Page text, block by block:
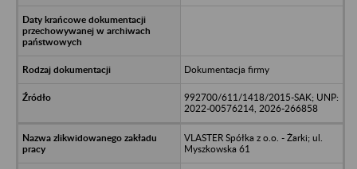
Dokumentacja firmy
992700/611/1418/2015-SAK; UNP:
2022-00576214, 2026-266858
VLASTER Spółka z o.o. - Żarki; ul.
Myszkowska 61